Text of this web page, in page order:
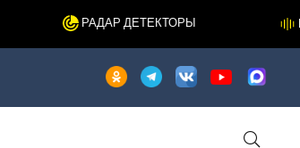
РАДАР ДЕТЕКТОРЫ